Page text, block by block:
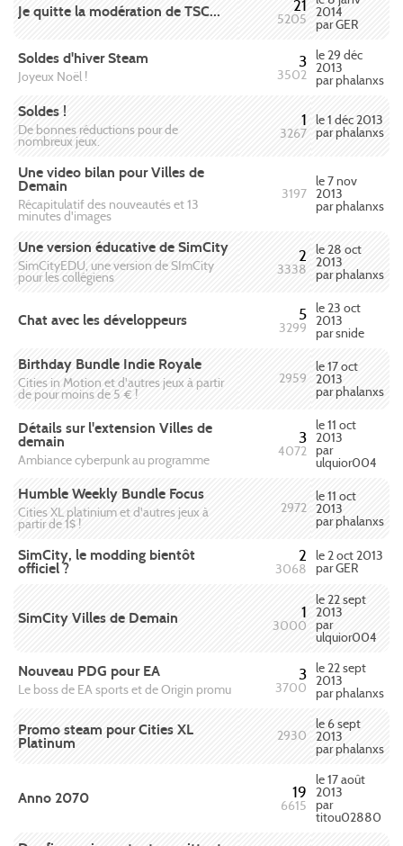
Je quitte la modération de TSC... 21
5205 2014
par GER
Soldes d'hiver Steam
Joyeux Noël !
3
3502
le 29 déc
2013
par phalanxs
Soldes !
De bonnes réductions pour de
nombreux jeux.
1
3267
le 1 déc 2013
par phalanxs
Une video bilan pour Villes de
Demain
Récapitulatif des nouveautés et 13
minutes d'images
3197
le 7 nov
2013
par phalanxs
Une version éducative de SimCity
SimCityEDU, une version de SImCity
pour les collégiens
2
3338
le 28 oct
2013
par phalanxs
Chat avec les développeurs 5
3299
le 23 oct
2013
par snide
Birthday Bundle Indie Royale
Cities in Motion et d'autres jeux à partir
de pour moins de 5 € !
2959
le 17 oct
2013
par phalanxs
Détails sur l'extension Villes de
demain
Ambiance cyberpunk au programme
3
4072
le 11 oct
2013
par
ulquior004
Humble Weekly Bundle Focus
Cities XL platinium et d'autres jeux à
partir de 1$ !
2972
le 11 oct
2013
par phalanxs
SimCity, le modding bientôt
officiel ?
2
3068
le 2 oct 2013
par GER
SimCity Villes de Demain 1
3000
le 22 sept
2013
par
ulquior004
Nouveau PDG pour EA
Le boss de EA sports et de Origin promu
3
3700
le 22 sept
2013
par phalanxs
Promo steam pour Cities XL
Platinum 2930
le 6 sept
2013
par phalanxs
Anno 2070 19
6615
le 17 août
2013
par
titou02880